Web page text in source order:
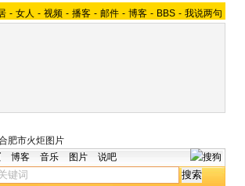
- 女人 - 视频 - 播客 - 邮件 - 博客 - BBS - 我说两句
肥市火炬图片
博客 音乐 图片 说吧